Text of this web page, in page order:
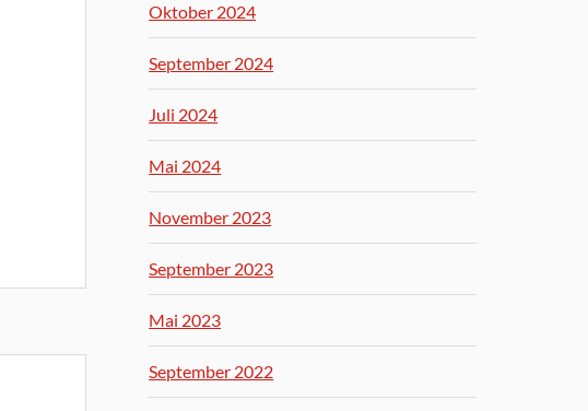
Oktober 2024
September 2024
Juli 2024
Mai 2024
November 2023
September 2023
Mai 2023
September 2022